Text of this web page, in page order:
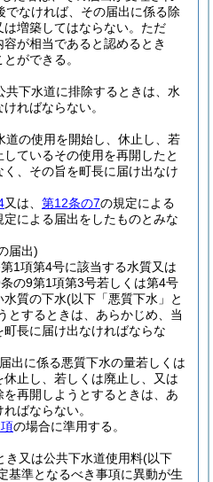
でなければ、その届出に係る除
増築してはならない。 ただ
が相当であると認めるとき
ができる。
共下水道に排除するときは、水
ればならない。
道の使用を開始し、休止し、若
ているその使用を再開したと
、その旨を町長に届け出なけ
又は、 第12条の7の規定による
定による届出をしたものとみな
届出)
1項第4号に該当する水質又は
の9第1項第3号若しくは第4号
水質の下水(以下「悪質下水」と
とするときは、あらかじめ、当
長に届け出なければならな
出に係る悪質下水の量若しくは
止し、若しくは廃止し、又は
再開しようとするときは、あ
ばならない。
の場合に準用する。
き又は公共下水道使用料(以下
基準となるべき事項に異動が生